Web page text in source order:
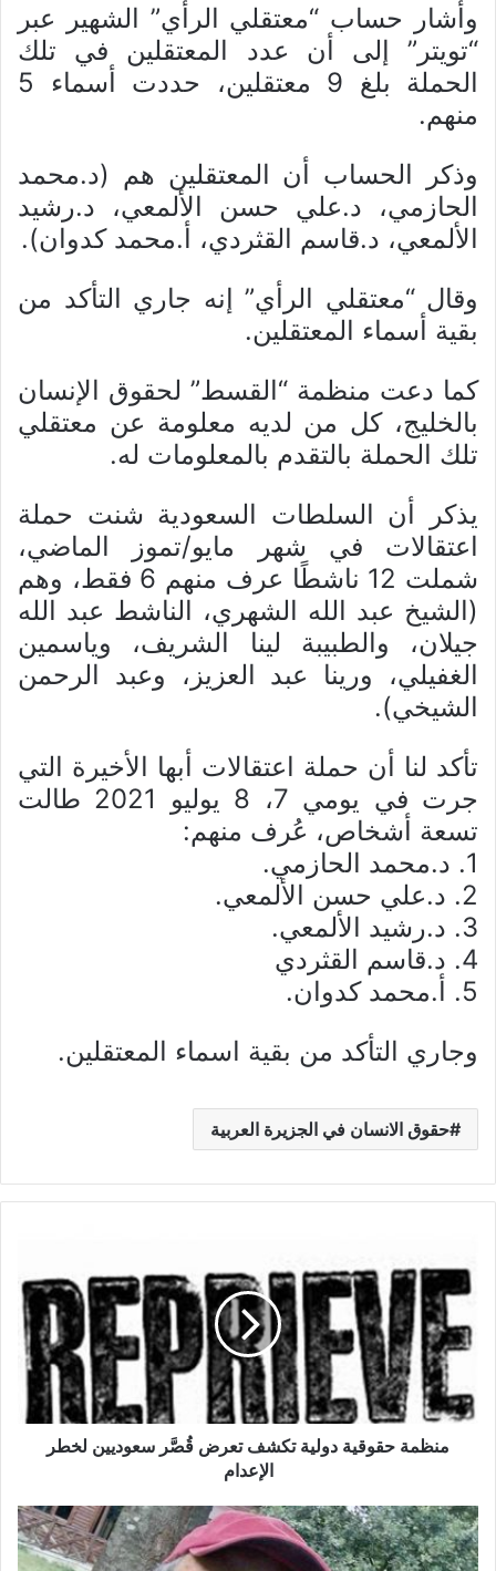
وأشار حساب “معتقلي الرأي” الشهير عبر
“تويتر” إلى أن عدد المعتقلين في تلك
الحملة بلغ 9 معتقلين، حددت أسماء 5
منهم.
وذكر الحساب أن المعتقلين هم (د.محمد
الحازمي، د.علي حسن الألمعي، د.رشيد
الألمعي، د.قاسم القثردي، أ.محمد كدوان).
وقال “معتقلي الرأي” إنه جاري التأكد من
بقية أسماء المعتقلين.
كما دعت منظمة “القسط” لحقوق الإنسان
بالخليج، كل من لديه معلومة عن معتقلي
تلك الحملة بالتقدم بالمعلومات له.
يذكر أن السلطات السعودية شنت حملة
اعتقالات في شهر مايو/تموز الماضي،
شملت 12 ناشطًا عرف منهم 6 فقط، وهم
(الشيخ عبد الله الشهري، الناشط عبد الله
جيلان، والطبيبة لينا الشريف، وياسمين
الغفيلي، ورينا عبد العزيز، وعبد الرحمن
الشيخي).
تأكد لنا أن حملة اعتقالات أبها الأخيرة التي
جرت في يومي 7، 8 يوليو 2021 طالت
تسعة أشخاص، عُرف منهم:
1. د.محمد الحازمي.
2. د.علي حسن الألمعي.
3. د.رشيد الألمعي.
4. د.قاسم القثردي
5. أ.محمد كدوان.
وجاري التأكد من بقية اسماء المعتقلين.
حقوق الانسان في الجزيرة العربية
منظمة حقوقية دولية تكشف تعرض قُصَّر سعوديين لخطر
الإعدام